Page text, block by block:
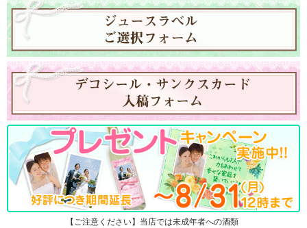
【ご注意ください】当店では未成年者への酒類